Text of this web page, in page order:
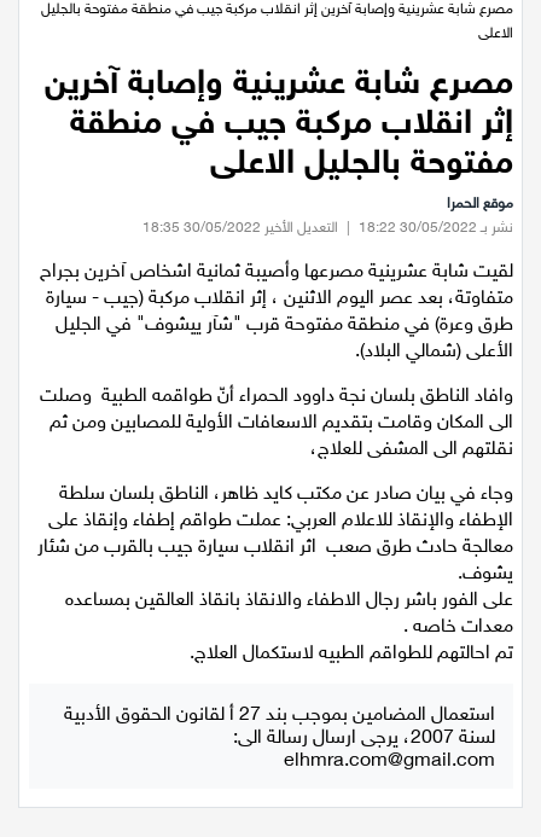
عيلبون
دير حنا
سخنين
عرابة
اخبار عالمية
رياضة
رياضة محلية
رياضة عالمية
تقارير خاصة
اقتصاد
مقالات
مطبخ
صحة وطب
مجلة الحمرا
الرئيسية / اخبار محلية
/
مصرع شابة عشرينية وإصابة آخرين إثر انقلاب مركبة جيب في منطقة مفتوحة بالجليل
مصرع شابة عشرينية وإصابة آخرين
إثر انقلاب مركبة جيب في منطقة
مفتوحة بالجليل الاعلى
موقع الحمرا
لقيت شابة عشرينية مصرعها وأصيبة ثمانية اشخاص آخرين بجراح
متفاوتة، بعد عصر اليوم الاثنين ، إثر انقلاب مركبة (جيب - سيارة
طرق وعرة) في منطقة مفتوحة قرب "شآر ييشوف" في الجليل
وافاد الناطق بلسان نجة داوود الحمراء أنّ طواقمه الطبية وصلت
الى المكان وقامت بتقديم الاسعافات الأولية للمصابين ومن ثم
وجاء في بيان صادر عن مكتب كايد ظاهر، الناطق بلسان سلطة
الإطفاء والإنقاذ للاعلام العربي: عملت طواقم إطفاء وإنقاذ على
معالجة حادث طرق صعب اثر انقلاب سيارة جيب بالقرب من شئار
يشوف.
على الفور باشر رجال الاطفاء والانقاذ بانقاذ العالقين بمساعده
معدات خاصه .
استعمال المضامين بموجب بند 27 أ لقانون الحقوق الأدبية
لسنة 2007، يرجى ارسال رسالة الى: